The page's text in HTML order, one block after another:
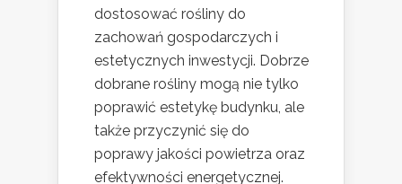
dostosować rośliny do
zachowań gospodarczych i
estetycznych inwestycji. Dobrze
dobrane rośliny mogą nie tylko
poprawić estetykę budynku, ale
także przyczynić się do
poprawy jakości powietrza oraz
efektywności energetycznej.